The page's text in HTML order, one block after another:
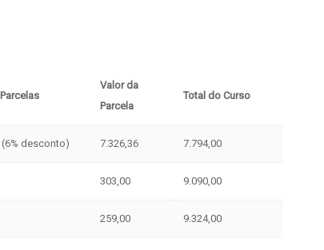
Valor da
Parcela
Total do Curso
(6% desconto) 7.326,36 7.794,00
303,00 9.090,00
259,00 9.324,00